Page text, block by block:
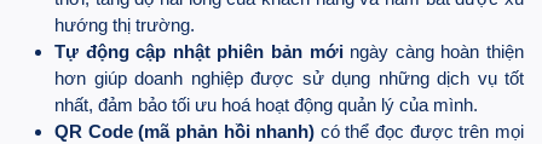
hướng thị trường.
Tự động cập nhật phiên bản mớingày càng hoàn thiện
hơn giúp doanh nghiệp được sử dụng những dịch vụ tốt
nhất, đảm bảo tối ưu hoá hoạt động quản lý của mình.
QR Code (mã phản hồi nhanh) có thể đọc được trên mọi